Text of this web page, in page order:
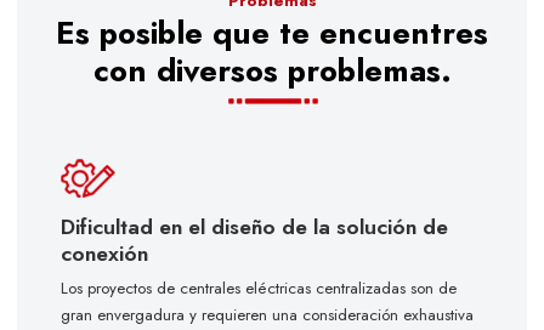
Es posible que te encuentres
con diversos problemas.
Dificultad en el diseño de la solución de
conexión
Los proyectos de centrales eléctricas centralizadas son de
gran envergadura y requieren una consideración exhaustiva